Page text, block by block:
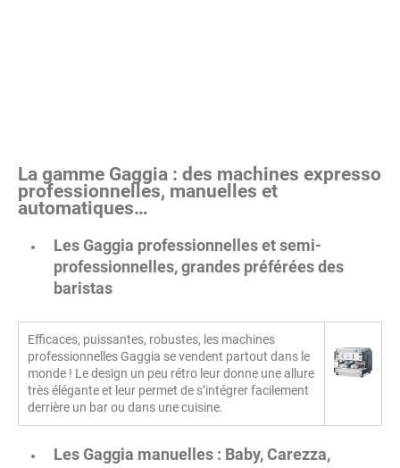
La gamme Gaggia : des machines expresso
professionnelles, manuelles et
automatiques…
Les Gaggia professionnelles et semi-
professionnelles, grandes préférées des
baristas
Efficaces, puissantes, robustes, les machines
professionnelles Gaggia se vendent partout dans le
monde ! Le design un peu rétro leur donne une allure
très élégante et leur permet de s’intégrer facilement
derrière un bar ou dans une cuisine.
Les Gaggia manuelles : Baby, Carezza,